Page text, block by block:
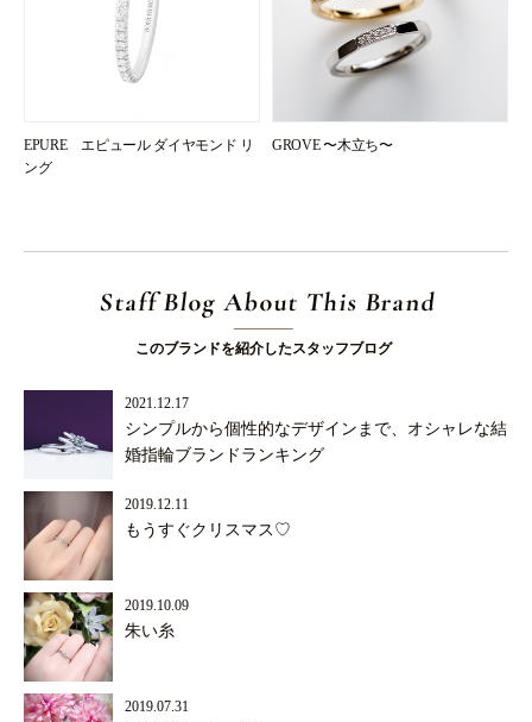
EPURE エピュール ダイヤモンド リ
ング
GROVE 〜木立ち〜
Staff Blog About This Brand
このブランドを紹介したスタッフブログ
2021.12.17
シンプルから個性的なデザインまで、オシャレな結
婚指輪ブランドランキング
2019.12.11
もうすぐクリスマス♡
2019.10.09
朱い糸
2019.07.31